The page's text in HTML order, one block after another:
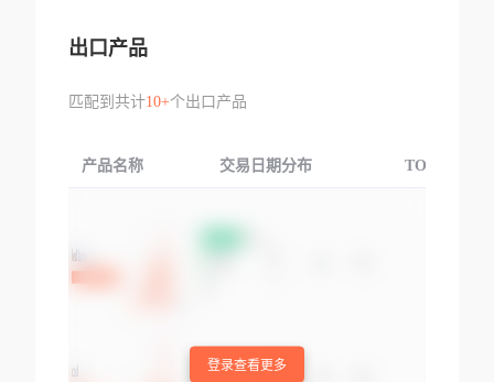
出口产品
匹配到共计10+个出口产品
产品名称 交易日期分布 TOP3交易国
登录查看更多